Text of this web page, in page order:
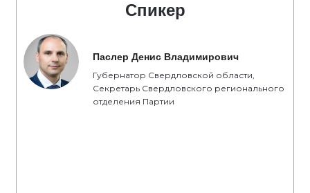
Спикер
Паслер Денис Владимирович
Губернатор Свердловской области,
Секретарь Свердловского регионального
отделения Партии